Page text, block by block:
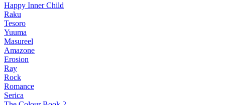
Happy Inner Child
Raku
Tesoro
Yuuma
Masureel
Amazone
Erosion
Ray
Rock
Romance
Serica